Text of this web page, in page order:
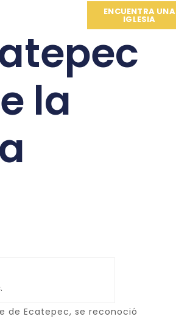
ENCUENTRA UNA
IGLESIA
la
de Ecatepec, se reconoció